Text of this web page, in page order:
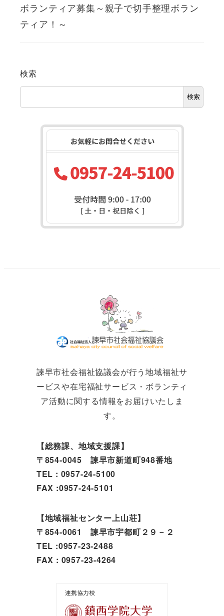
ボランティア募集～親子で切手整理ボラン
ティア！～
検索
検索
諫早市社会福祉協議会が行う地域福祉サ
ービスや在宅福祉サービス・ボランティ
ア活動に関する情報をお届けいたしま
す。
【総務課、地域支援課】
〒854-0045 諫早市新道町948番地
TEL : 0957-24-5100
FAX :0957-24-5101
【地域福祉センター上山荘】
〒854-0061 諫早市宇都町２９－２
TEL :0957-23-2488
FAX : 0957-23-4264